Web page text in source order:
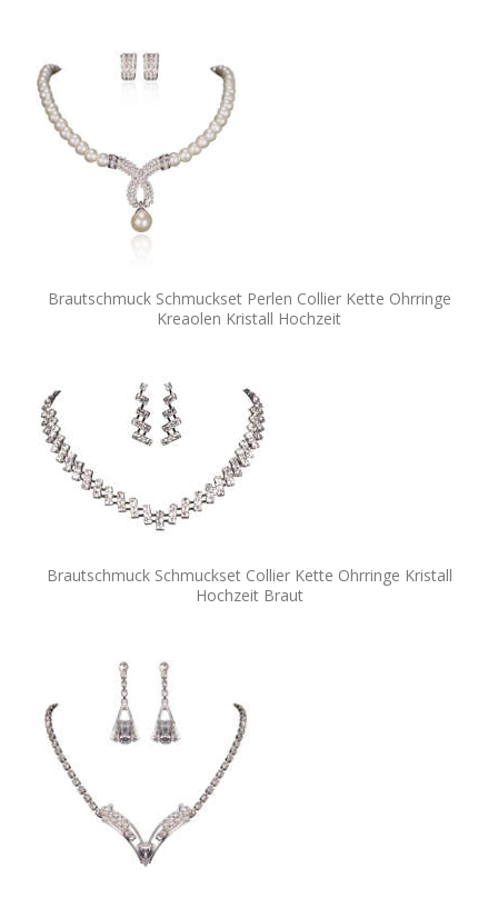
Brautschmuck Schmuckset Perlen Collier Kette Ohrringe
Kreaolen Kristall Hochzeit
Brautschmuck Schmuckset Collier Kette Ohrringe Kristall
Hochzeit Braut